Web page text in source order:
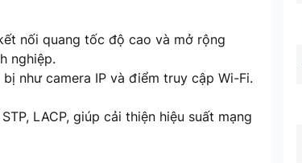
nối quang tốc độ cao và mở rộng
nghiệp.
như camera IP và điểm truy cập Wi-Fi.
LACP, giúp cải thiện hiệu suất mạng